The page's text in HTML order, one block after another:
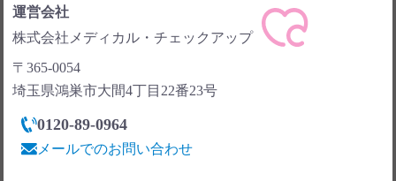
運営会社
株式会社メディカル・チェックアップ
〒365-0054
埼玉県鴻巣市大間4丁目22番23号
0120-89-0964
メールでのお問い合わせ